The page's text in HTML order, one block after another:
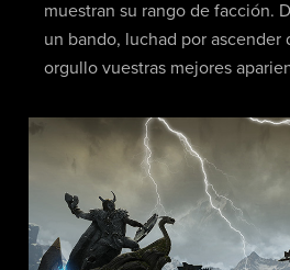
muestran su rango de facción.
un bando, luchad por ascender
orgullo vuestras mejores